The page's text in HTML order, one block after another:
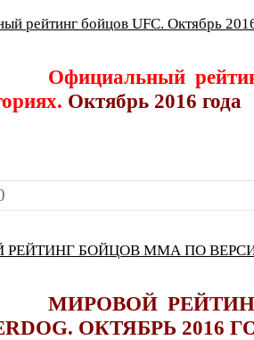
рейтинг бойцов UFC. Октябрь
Официальный
Октябрь 2016 года
БОЙЦОВ ММА ПО ВЕРСИИ
МИРОВОЙ
ОКТЯБРЬ 2016